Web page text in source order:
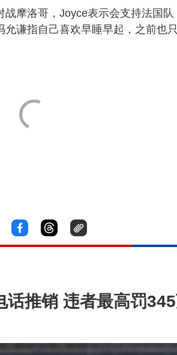
摩洛哥，Joyce表示会支持法国队
谦指自己喜欢早睡早起，之前也
推销 违者最高罚